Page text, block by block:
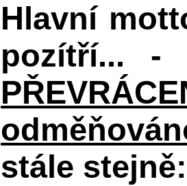
Hlavní
pozítří...
stále stejně: